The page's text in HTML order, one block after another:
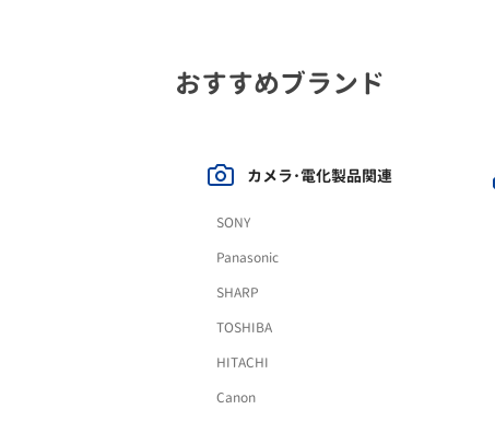
おすすめブランド
カメラ･電化製品関連
SONY
Panasonic
SHARP
TOSHIBA
HITACHI
Canon